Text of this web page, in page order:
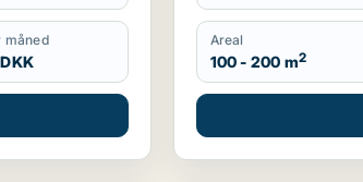
måned Areal
100 - 200 m2